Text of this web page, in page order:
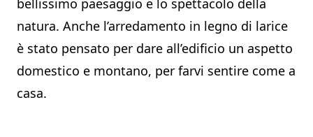
bellissimo paesaggio e lo spettacolo della
natura. Anche l’arredamento in legno di larice
è stato pensato per dare all’edificio un aspetto
domestico e montano, per farvi sentire come a
casa.